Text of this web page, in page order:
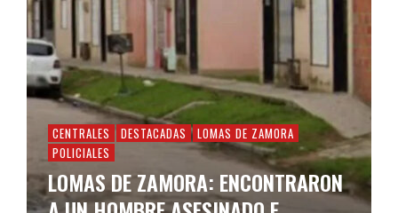
CENTRALES DESTACADAS
LOMAS DE ZAMORA
POLICIALES
LOMAS DE ZAMORA: ENCONTRARON